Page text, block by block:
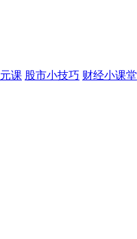
课 股市小技巧 财经小课堂